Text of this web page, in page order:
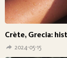
Crète, Grecia:
2024-05-15